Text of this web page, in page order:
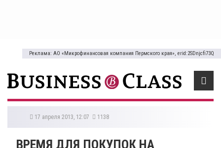
Реклама: АО «Микрофинансовая компания Пермского края», erid:2SDnjcfi73Q
17 апреля 2013, 12:07 1138
ВРЕМЯ ДЛЯ ПОКУПОК НА